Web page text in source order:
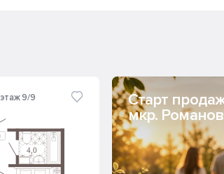
этаж 9/9 Старт
мкр.